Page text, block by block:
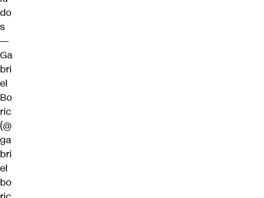
do
s
—
Ga
bri
el
Bo
ric
(@
ga
bri
el
bo